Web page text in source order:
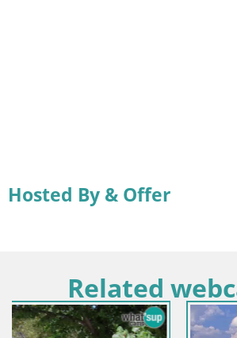
Hosted By & Offer
Related